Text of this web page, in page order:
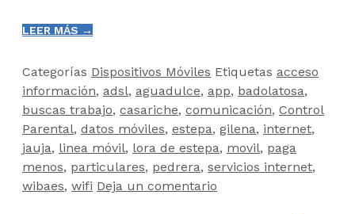
LEER MÁS →
Categorías Dispositivos Móviles Etiquetas acceso
información, adsl, aguadulce, app, badolatosa,
buscas trabajo, casariche, comunicación, Control
Parental, datos móviles, estepa, gilena, internet,
jauja, linea móvil, lora de estepa, movil, paga
menos, particulares, pedrera, servicios internet,
wibaes, wifi Deja un comentario